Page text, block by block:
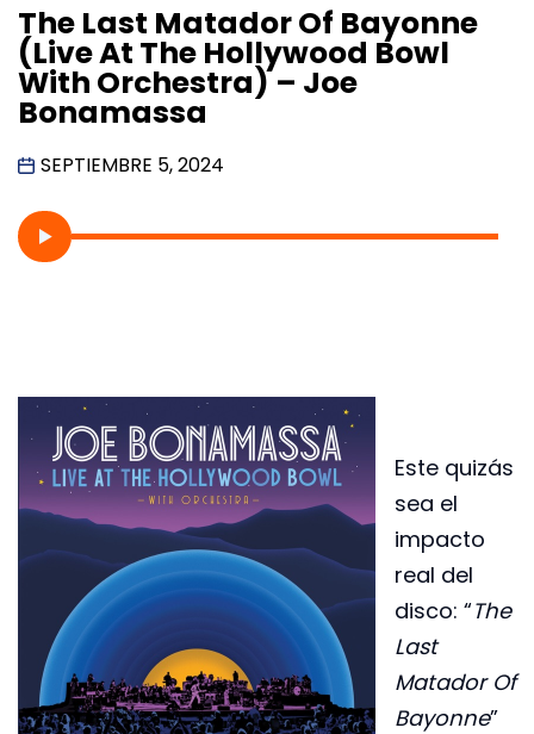
The Last Matador Of Bayonne
(Live At The Hollywood Bowl
With Orchestra) – Joe
Bonamassa
SEPTIEMBRE 5, 2024
Este quizás
sea el
impacto
real del
disco: “The
Last
Matador Of
Bayonne”